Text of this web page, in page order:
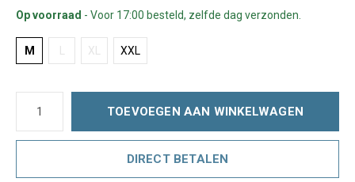
Op voorraad - Voor 17:00 besteld, zelfde dag verzonden.
M XL XXL
TOEVOEGEN AAN WINKELWAGEN
DIRECT BETALEN